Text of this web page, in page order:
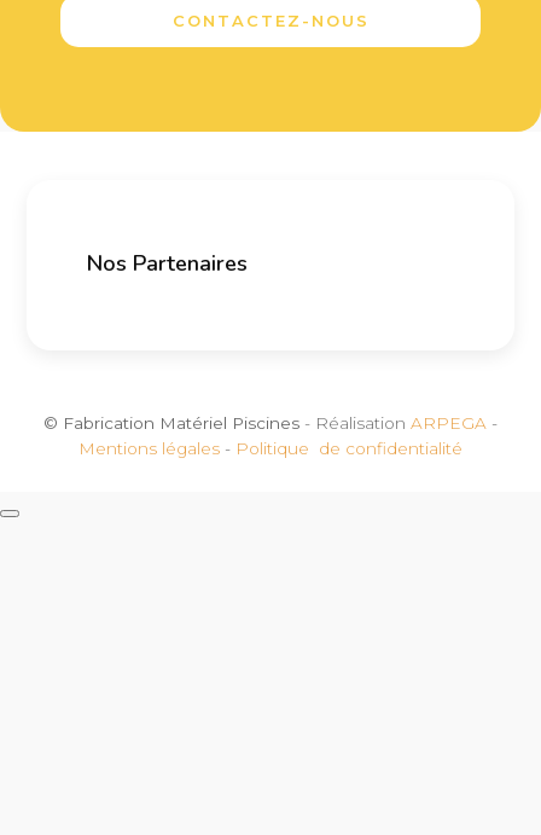
CONTACTEZ-NOUS
Nos Partenaires
© Fabrication Matériel Piscines - Réalisation ARPEGA -
Mentions légales - Politique de confidentialité